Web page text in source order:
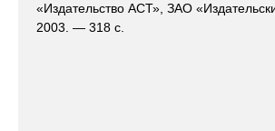
«Издательство АСТ», ЗАО
2003. — 318 с.